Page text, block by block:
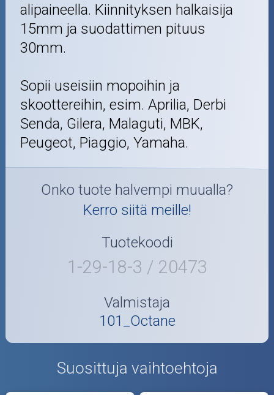
alipaineella. Kiinnityksen halkaisija
15mm ja suodattimen pituus
30mm.
Sopii useisiin mopoihin ja
skoottereihin, esim. Aprilia, Derbi
Senda, Gilera, Malaguti, MBK,
Peugeot, Piaggio, Yamaha.
Onko tuote halvempi muualla?
Kerro siitä meille!
Tuotekoodi
1-29-18-3 / 20473
Valmistaja
101_Octane
Suosittuja vaihtoehtoja